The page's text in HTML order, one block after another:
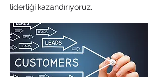
liderliği kazandırıyoruz.